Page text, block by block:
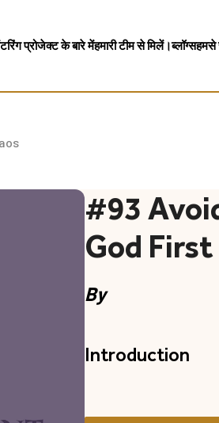
प्रोजेक्ट के बारे मेंहमारी टीम से मिलें।ब्लॉग्सहमसे
#93
God First
By
Introduction